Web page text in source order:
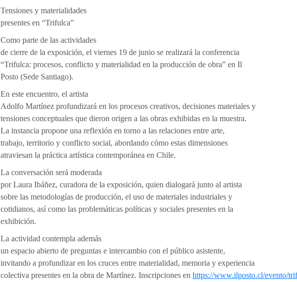
Tensiones y materialidades
presentes en “Trifulca”
Como parte de las actividades
de cierre de la exposición, el viernes 19 de junio se realizará la conferencia
“Trifulca: procesos, conflicto y materialidad en la producción de obra” en Il
Posto (Sede Santiago).
En este encuentro, el artista
Adolfo Martínez profundizará en los procesos creativos, decisiones materiales y
tensiones conceptuales que dieron origen a las obras exhibidas en la muestra.
La instancia propone una reflexión en torno a las relaciones entre arte,
trabajo, territorio y conflicto social, abordando cómo estas dimensiones
atraviesan la práctica artística contemporánea en Chile.
La conversación será moderada
por Laura Ibáñez, curadora de la exposición, quien dialogará junto al artista
sobre las metodologías de producción, el uso de materiales industriales y
cotidianos, así como las problemáticas políticas y sociales presentes en la
exhibición.
La actividad contempla además
un espacio abierto de preguntas e intercambio con el público asistente,
invitando a profundizar en los cruces entre materialidad, memoria y experiencia
colectiva presentes en la obra de Martínez. Inscripciones en https://www.ilposto.cl/evento/